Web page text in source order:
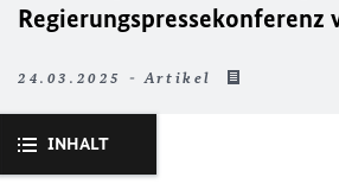
Regierungspressekonferenz
24.03.2025 - Artikel
INHALT